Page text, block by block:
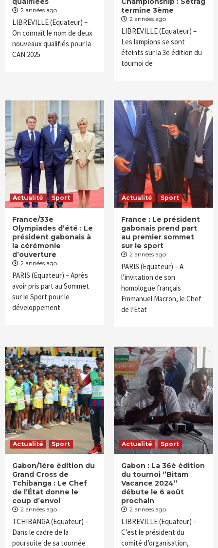
2 années ago
LIBREVILLE (Equateur) –
On connaît le nom de deux
nouveaux qualifiés pour la
CAN 2025
termine 3ème
2 années ago
LIBREVILLE (Equateur) –
Les lampions se sont
éteints sur la 3e édition du
tournoi de
Actualité Sport
France/33e
Olympiades d’été : Le
président gabonais à
la cérémonie
d’ouverture
2 années ago
PARIS (Equateur) – Après
avoir pris part au Sommet
sur le Sport pour le
développement
Actualité Sport
France : Le président
gabonais prend part
au premier sommet
sur le sport
2 années ago
PARIS (Equateur) – A
l’invitation de son
homologue français
Emmanuel Macron, le Chef
de l’Etat
Actualité Sport
Gabon/1ère édition du
Grand Cross de
Tchibanga : Le Chef
de l’État donne le
coup d’envoi
2 années ago
TCHIBANGA (Equateur) –
Dans le cadre de la
poursuite de sa tournée
Actualité Sport
Gabon : La 36è édition
du tournoi ‘’Bitam
Vacance 2024’’
débute le 6 août
prochain
2 années ago
LIBREVILLE (Equateur) –
C’est le président du
comité d’organisation,